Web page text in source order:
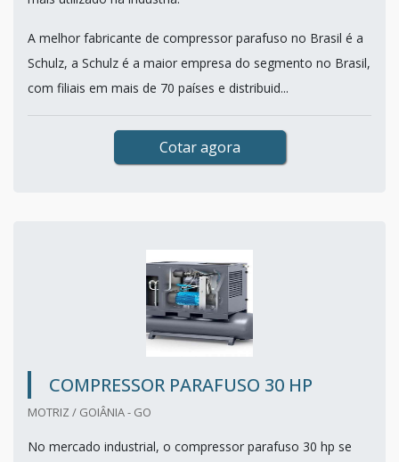
A melhor fabricante de compressor parafuso no Brasil é a
Schulz, a Schulz é a maior empresa do segmento no Brasil,
com filiais em mais de 70 países e distribuid...
Cotar agora
COMPRESSOR PARAFUSO 30 HP
MOTRIZ / GOIÂNIA - GO
No mercado industrial, o compressor parafuso 30 hp se